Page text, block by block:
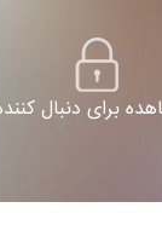
برای دنبال